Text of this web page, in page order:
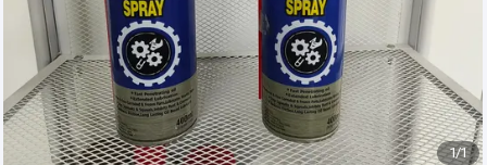
1/1